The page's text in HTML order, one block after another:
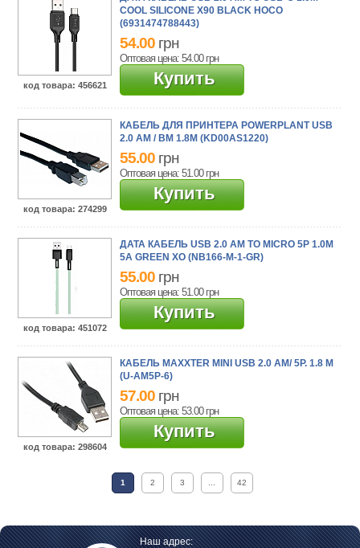
код товара: 456621
COOL SILICONE X90 BLACK HOCO
(6931474788443)
54.00 грн
Оптовая цена: 54.00 грн
Купить
код товара: 274299
КАБЕЛЬ ДЛЯ ПРИНТЕРА POWERPLANT USB
2.0 AM / BM 1.8М (KD00AS1220)
55.00 грн
Оптовая цена: 51.00 грн
Купить
код товара: 451072
ДАТА КАБЕЛЬ USB 2.0 AM TO MICRO 5P 1.0M
5A GREEN XO (NB166-M-1-GR)
55.00 грн
Оптовая цена: 51.00 грн
Купить
код товара: 298604
КАБЕЛЬ MAXXTER MINI USB 2.0 AM/ 5P. 1.8 М
(U-AM5P-6)
57.00 грн
Оптовая цена: 53.00 грн
Купить
1 2 3 42
Наш адрес: